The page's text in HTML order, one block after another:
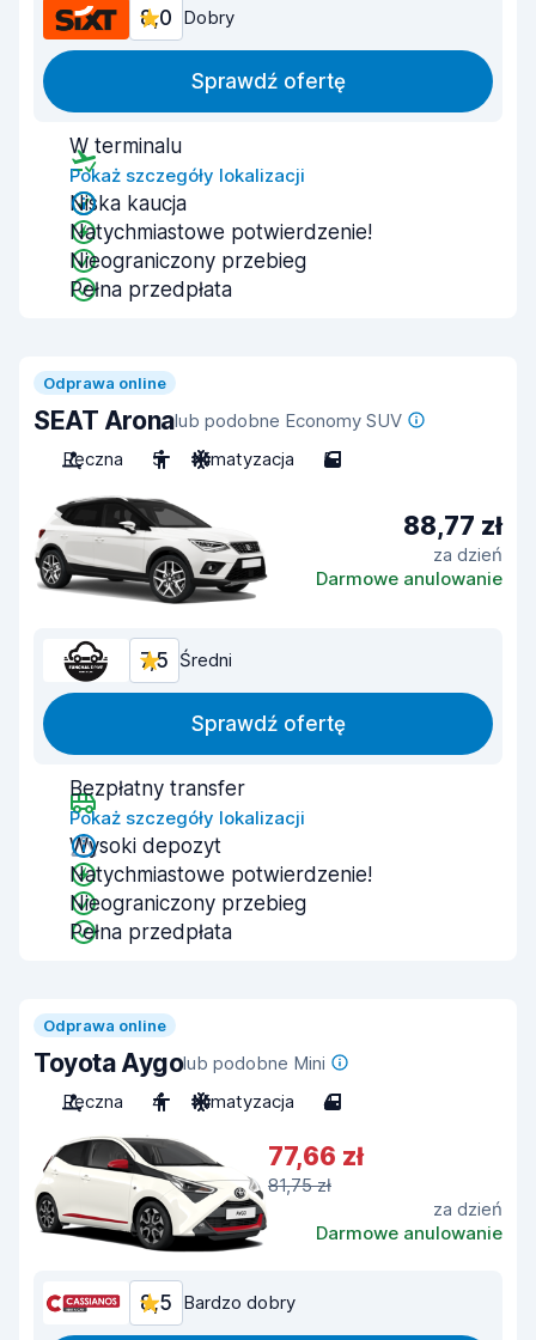
8,0 Dobry
Sprawdź ofertę
W terminalu
Pokaż szczegóły lokalizacji
Niska kaucja
Natychmiastowe potwierdzenie!
Nieograniczony przebieg
Pełna przedpłata
Odprawa online
SEAT Aronalub podobne Economy SUV
Ręczna
5 Klimatyzacja 5
88,77 zł
za dzień
Darmowe anulowanie
7,5 Średni
Sprawdź ofertę
Bezpłatny transfer
Pokaż szczegóły lokalizacji
Wysoki depozyt
Natychmiastowe potwierdzenie!
Nieograniczony przebieg
Pełna przedpłata
Odprawa online
Toyota Aygolub podobne Mini
Ręczna
4 Klimatyzacja 4
77,66 zł
81,75 zł
za dzień
Darmowe anulowanie
8,5 Bardzo dobry